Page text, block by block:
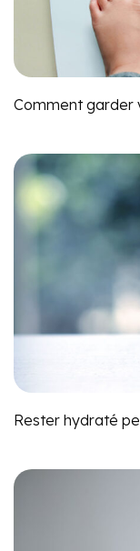
Comment garder
Rester hydraté